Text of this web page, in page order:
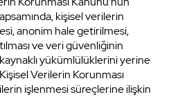
kişisel verilerin
anonim hale getirilmesi,
ve veri güvenliğinin
yükümlülüklerini yerine
Verilerin Korunması
işlenmesi süreçlerine ilişkin